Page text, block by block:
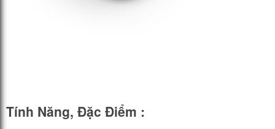
Tính Năng, Đặc Điểm :